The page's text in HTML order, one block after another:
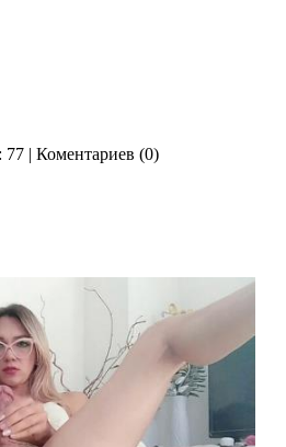
| Коментариев (0)